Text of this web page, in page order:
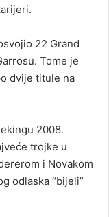
22 Grand
Tome je
dvije titule na
2008.
trojke u
i Novakom
odlaska “bijeli”